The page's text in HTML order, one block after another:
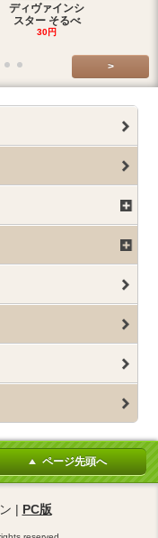
ディヴァインシ
スター そるべ
30円
>
ページ先頭へ
| PC版